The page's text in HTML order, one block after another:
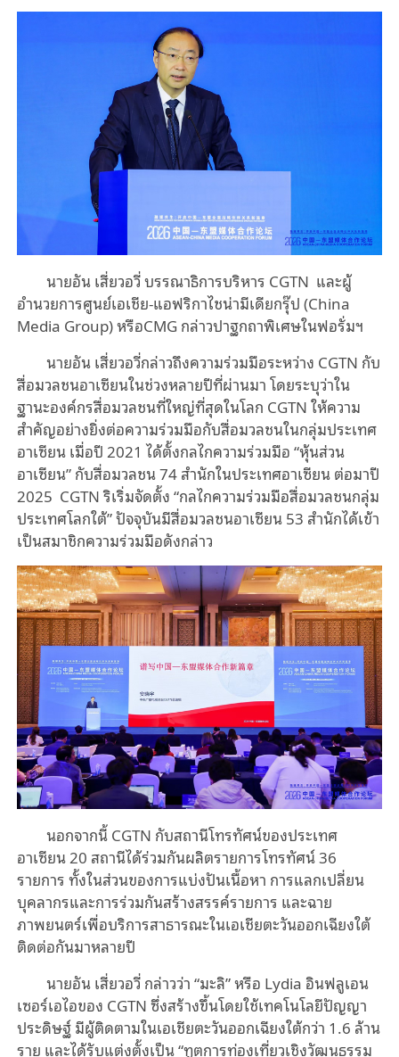
นายอัน เสี่ยวอวี่ บรรณาธิการบริหาร CGTN และผู้
อำนวยการศูนย์เอเชีย-แอฟริกาไชน่ามีเดียกรุ๊ป (China
Media Group) หรือCMG กล่าวปาฐกถาพิเศษในฟอรั่มฯ
นายอัน เสี่ยวอวี่กล่าวถึงความร่วมมือระหว่าง CGTN กับ
สื่อมวลชนอาเซียนในช่วงหลายปีที่ผ่านมา โดยระบุว่าใน
ฐานะองค์กรสื่อมวลชนที่ใหญ่ที่สุดในโลก CGTN ให้ความ
สำคัญอย่างยิ่งต่อความร่วมมือกับสื่อมวลชนในกลุ่มประเทศ
อาเซียน เมื่อปี 2021 ได้ตั้งกลไกความร่วมมือ “หุ้นส่วน
อาเซียน” กับสื่อมวลชน 74 สำนักในประเทศอาเซียน ต่อมาปี
2025 CGTN ริเริ่มจัดตั้ง “กลไกความร่วมมือสื่อมวลชนกลุ่ม
ประเทศโลกใต้” ปัจจุบันมีสื่อมวลชนอาเซียน 53 สำนักได้เข้า
เป็นสมาชิกความร่วมมือดังกล่าว
นอกจากนี้ CGTN กับสถานีโทรทัศน์ของประเทศ
อาเซียน 20 สถานีได้ร่วมกันผลิตรายการโทรทัศน์ 36
รายการ ทั้งในส่วนของการแบ่งปันเนื้อหา การแลกเปลี่ยน
บุคลากรและการร่วมกันสร้างสรรค์รายการ และฉาย
ภาพยนตร์เพื่อบริการสาธารณะในเอเชียตะวันออกเฉียงใต้
ติดต่อกันมาหลายปี
นายอัน เสี่ยวอวี่ กล่าวว่า “มะลิ” หรือ Lydia อินฟลูเอน
เซอร์เอไอของ CGTN ซึ่งสร้างขึ้นโดยใช้เทคโนโลยีปัญญา
ประดิษฐ์ มีผู้ติดตามในเอเชียตะวันออกเฉียงใต้กว่า 1.6 ล้าน
ราย และได้รับแต่งตั้งเป็น “ทูตการท่องเที่ยวเชิงวัฒนธรรม